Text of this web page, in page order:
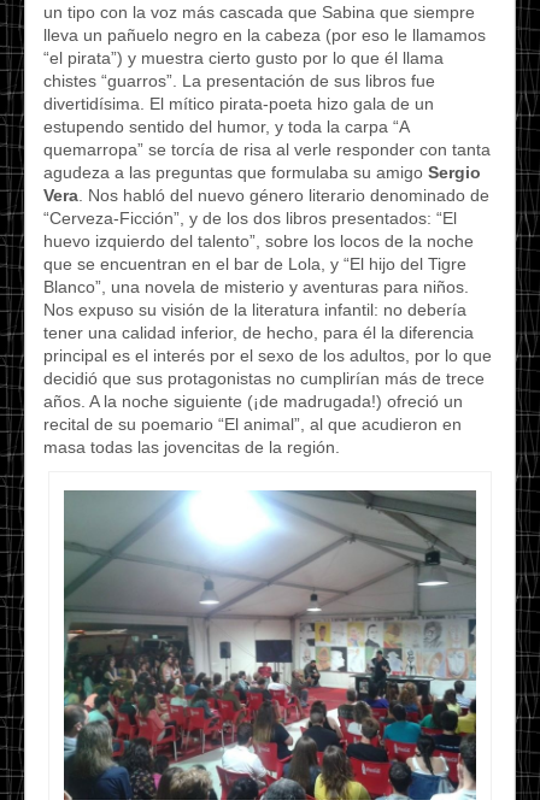
un tipo con la voz más cascada que Sabina que siempre
lleva un pañuelo negro en la cabeza (por eso le llamamos
“el pirata”) y muestra cierto gusto por lo que él llama
chistes “guarros”. La presentación de sus libros fue
divertidísima. El mítico pirata-poeta hizo gala de un
estupendo sentido del humor, y toda la carpa “A
quemarropa” se torcía de risa al verle responder con tanta
agudeza a las preguntas que formulaba su amigo Sergio
Vera . Nos habló del nuevo género literario denominado de
“Cerveza-Ficción”, y de los dos libros presentados: “El
huevo izquierdo del talento”, sobre los locos de la noche
que se encuentran en el bar de Lola, y “El hijo del Tigre
Blanco”, una novela de misterio y aventuras para niños.
Nos expuso su visión de la literatura infantil: no debería
tener una calidad inferior, de hecho, para él la diferencia
principal es el interés por el sexo de los adultos, por lo que
decidió que sus protagonistas no cumplirían más de trece
años. A la noche siguiente (¡de madrugada!) ofreció un
recital de su poemario “El animal”, al que acudieron en
masa todas las jovencitas de la región.